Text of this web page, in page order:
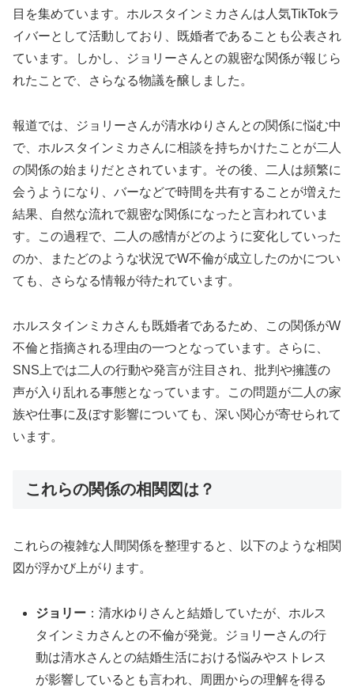
目を集めています。ホルスタインミカさんは人気TikTokラ
イバーとして活動しており、既婚者であることも公表され
ています。しかし、ジョリーさんとの親密な関係が報じら
れたことで、さらなる物議を醸しました。
報道では、ジョリーさんが清水ゆりさんとの関係に悩む中
で、ホルスタインミカさんに相談を持ちかけたことが二人
の関係の始まりだとされています。その後、二人は頻繁に
会うようになり、バーなどで時間を共有することが増えた
結果、自然な流れで親密な関係になったと言われていま
す。この過程で、二人の感情がどのように変化していった
のか、またどのような状況でW不倫が成立したのかについ
ても、さらなる情報が待たれています。
ホルスタインミカさんも既婚者であるため、この関係がW
不倫と指摘される理由の一つとなっています。さらに、
SNS上では二人の行動や発言が注目され、批判や擁護の
声が入り乱れる事態となっています。この問題が二人の家
族や仕事に及ぼす影響についても、深い関心が寄せられて
います。
これらの関係の相関図は？
これらの複雑な人間関係を整理すると、以下のような相関
図が浮かび上がります。
ジョリー ：清水ゆりさんと結婚していたが、ホルス
タインミカさんとの不倫が発覚。ジョリーさんの行
動は清水さんとの結婚生活における悩みやストレス
が影響しているとも言われ、周囲からの理解を得る